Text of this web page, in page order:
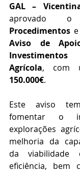
GAL –
aprovado
Procedimentos
Aviso de
Agrícola
150.000€.
Este aviso
fomentar o
explorações
melhoria da
da viabilidade
eficiência, bem